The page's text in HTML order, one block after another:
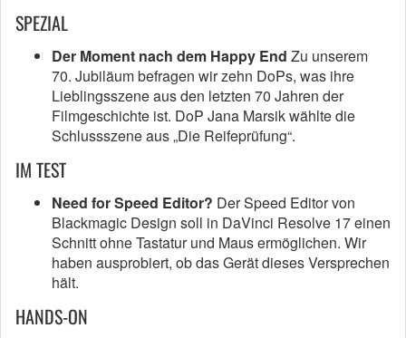
SPEZIAL
Der Moment nach dem Happy End Zu unserem
70. Jubiläum befragen wir zehn DoPs, was ihre
Lieblingsszene aus den letzten 70 Jahren der
Filmgeschichte ist. DoP Jana Marsik wählte die
Schlussszene aus „Die Reifeprüfung“.
IM TEST
Need for Speed Editor? Der Speed Editor von
Blackmagic Design soll in DaVinci Resolve 17 einen
Schnitt ohne Tastatur und Maus ermöglichen. Wir
haben ausprobiert, ob das Gerät dieses Versprechen
hält.
HANDS-ON